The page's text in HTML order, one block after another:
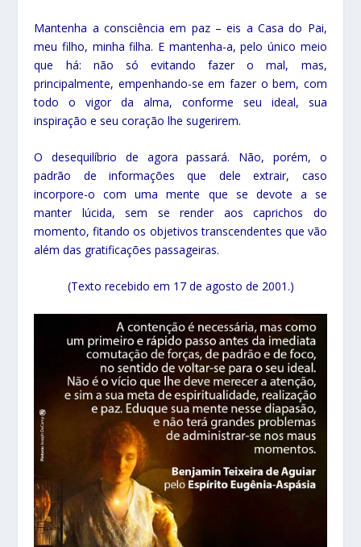
Mantenha a consciência em paz – eis a Casa do Pai,
meu filho, minha filha. E mantenha-a, pelo único meio
que há: não só evitando fazer o mal, mas,
principalmente, empenhando-se em fazer o bem, com
todo o vigor da alma, conforme seu ideal, sua
inspiração e seu coração lhe sugerirem.
O desequilíbrio de agora passará. Não, porém, o
padrão de informações que dele extrair, caso
incorpore-o com uma mente que se devote a se
manter lúcida, sem se render aos caprichos do
momento, fitando os objetivos transcendentes que vão
além das gratificações passageiras.
(Texto recebido em 17 de agosto de 2001.)